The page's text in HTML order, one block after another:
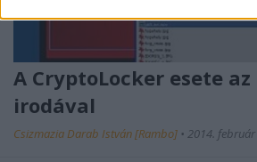
I want to allow Google to enable
related to security, including
functionality and fraud prevention,
user protection.
A CryptoLocker esete
irodával
Csizmazia Darab István [Rambo] • 2014. február